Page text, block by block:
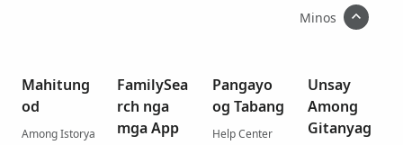
Minos
Mahitung
od
Among Istorya
FamilySea
rch nga
mga App
Pangayo
og Tabang
Help Center
Unsay
Among
Gitanyag